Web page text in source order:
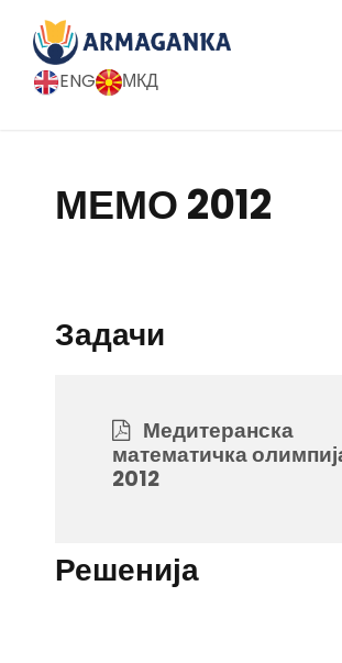
ENG МКД
МЕМО 2012
Задачи
Медитеранска
математичка
2012
Решенија